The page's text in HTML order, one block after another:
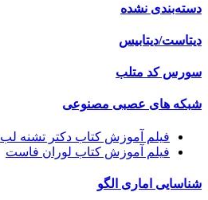
دسته‌بندی نشده
دیتاست/دیتابیس
سورس کد متلب
شبکه های عصبی مصنوعی
فیلم آموزش کتاب دکتر تشنه لب
فیلم آموزش کتاب لوران فاست
شناسایی اماری الگو